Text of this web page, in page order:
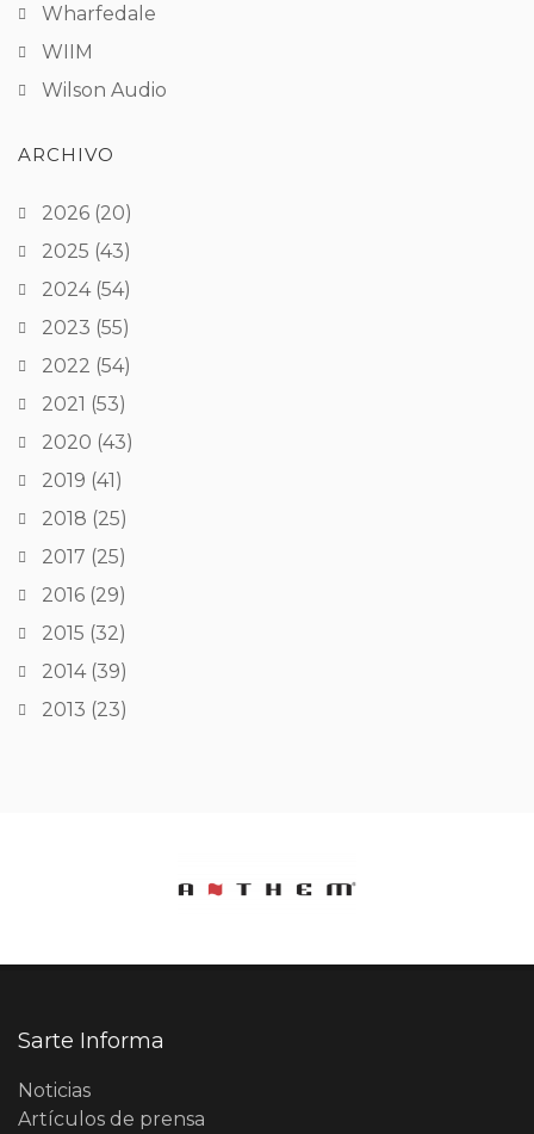
Wharfedale
WIIM
Wilson Audio
ARCHIVO
2026 (20)
2025 (43)
2024(54)
2023 (55)
2022 (54)
2021 (53)
2020 (43)
2019 (41)
2018 (25)
2017 (25)
2016 (29)
2015 (32)
2014(39)
2013 (23)
Sarte Informa
Noticias
Artículos de prensa